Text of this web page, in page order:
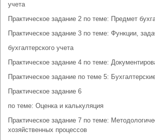
учета
Практическое задание 2 по теме: Предмет
Практическое задание 3 по теме: Функции,
бухгалтерского учета
Практическое задание 4 по теме:
Практическое задание по теме 5:
Практическое задание 6
по теме: Оценка и калькуляция
Практическое задание 7 по теме:
хозяйственных процессов